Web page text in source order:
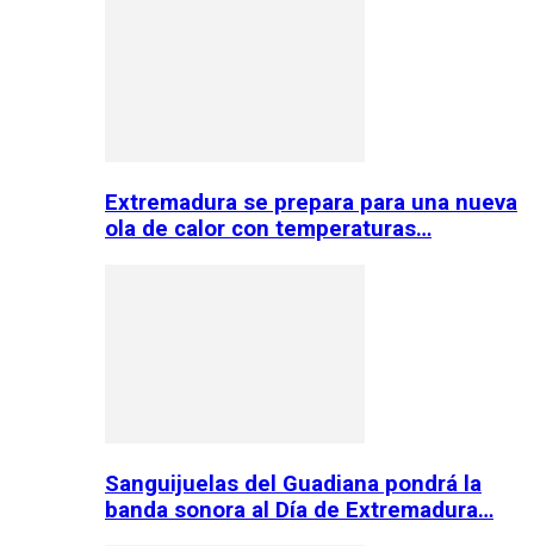
Extremadura se prepara para una nueva
ola de calor con temperaturas…
Sanguijuelas del Guadiana pondrá la
banda sonora al Día de Extremadura…